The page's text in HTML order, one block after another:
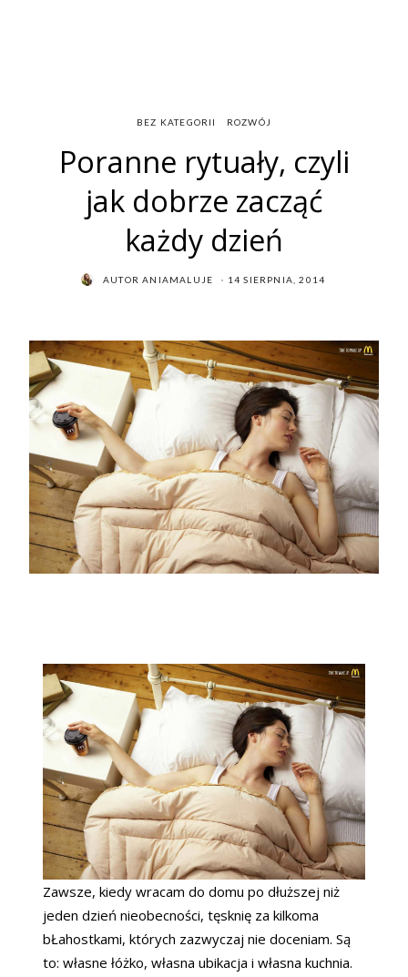
BEZ KATEGORII ROZWÓJ
Poranne rytuały, czyli
jak dobrze zacząć
każdy dzień
AUTORANIAMALUJE
POSTED
14 SIERPNIA, 2014
Zawsze, kiedy wracam do domu po dłuższej niż
jeden dzień nieobecności, tęsknię za kilkoma
bŁahostkami, których zazwyczaj nie doceniam. Są
to: własne łóżko, własna ubikacja i własna kuchnia.